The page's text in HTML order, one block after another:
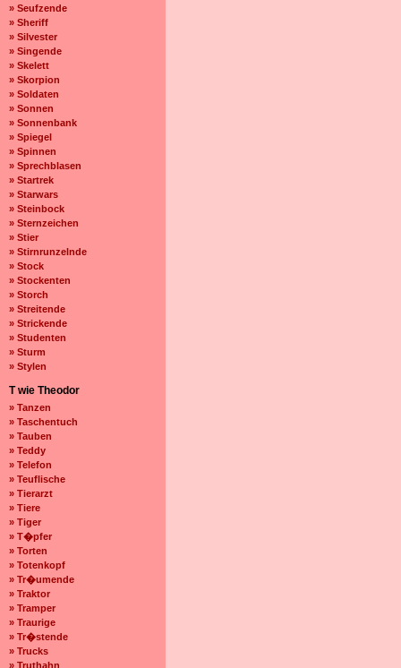
» Seufzende
» Sheriff
» Silvester
» Singende
» Skelett
» Skorpion
» Soldaten
» Sonnen
» Sonnenbank
» Spiegel
» Spinnen
» Sprechblasen
» Startrek
» Starwars
» Steinbock
» Sternzeichen
» Stier
» Stirnrunzelnde
» Stock
» Stockenten
» Storch
» Streitende
» Strickende
» Studenten
» Sturm
» Stylen
T wie Theodor
» Tanzen
» Taschentuch
» Tauben
» Teddy
» Telefon
» Teuflische
» Tierarzt
» Tiere
» Tiger
» T�pfer
» Torten
» Totenkopf
» Tr�umende
» Traktor
» Tramper
» Traurige
» Tr�stende
» Trucks
» Truthahn